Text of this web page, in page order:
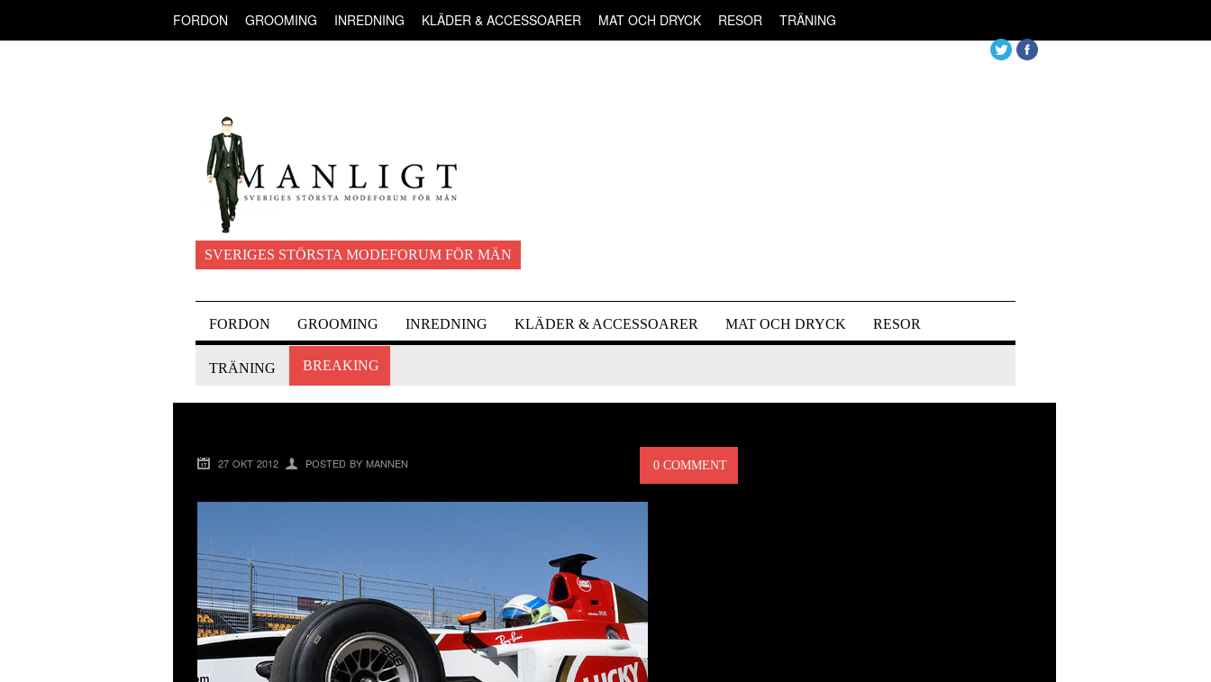
FORDON GROOMING INREDNING KLÄDER & ACCESSOARER MAT OCH DRYCK RESOR TRÄNING
SVERIGES STÖRSTA MODEFORUM FÖR MÄN
FORDON GROOMING INREDNING KLÄDER & ACCESSOARER MAT OCH DRYCK RESOR
TRÄNING BREAKING
0 COMMENT
27 OKT 2012 POSTED BY MANNEN